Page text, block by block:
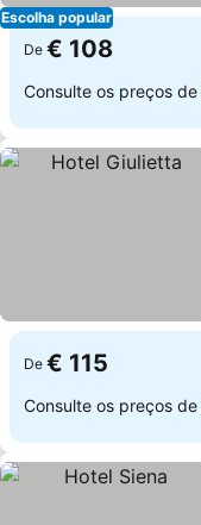
Escolha popular
De € 108
Consulte os preços de
De € 115
Consulte os preços de